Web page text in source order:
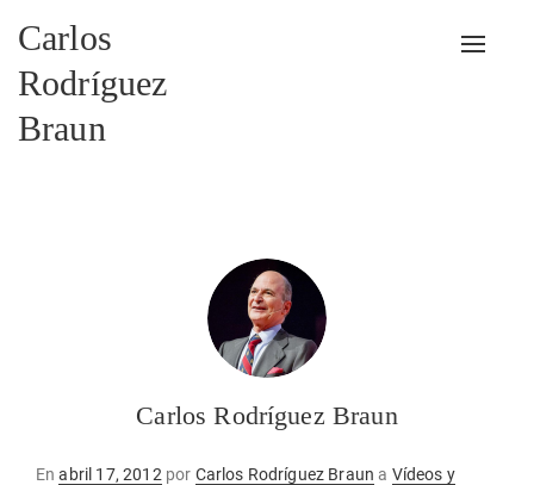
Carlos
Rodríguez
Braun
Carlos Rodríguez Braun
EnPublicado
abril 17, 2012 por Carlos Rodríguez Braun a Vídeos y